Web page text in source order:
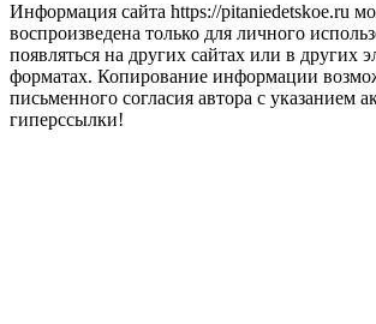
Информация сайта https://pitaniedetskoe.ru
воспроизведена только для личного
появляться на других сайтах или в других
форматах. Копирование информации
письменного согласия автора с указанием
гиперссылки!